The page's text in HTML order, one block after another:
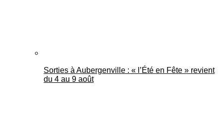
Sorties à Aubergenville : « l’Été en Fête » revient
du 4 au 9 août